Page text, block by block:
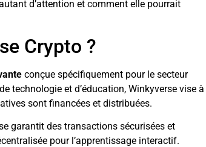
d’attention et comment elle pourrait
Crypto ?
conçue spécifiquement pour le secteur
technologie et d’éducation, Winkyverse vise à
sont financées et distribuées.
garantit des transactions sécurisées et
pour l’apprentissage interactif.